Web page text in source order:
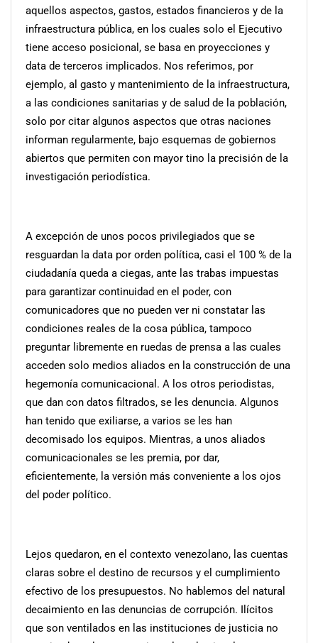
aquellos aspectos, gastos, estados financieros y de la
infraestructura pública, en los cuales solo el Ejecutivo
tiene acceso posicional, se basa en proyecciones y
data de terceros implicados. Nos referimos, por
ejemplo, al gasto y mantenimiento de la infraestructura,
a las condiciones sanitarias y de salud de la población,
solo por citar algunos aspectos que otras naciones
informan regularmente, bajo esquemas de gobiernos
abiertos que permiten con mayor tino la precisión de la
investigación periodística.
A excepción de unos pocos privilegiados que se
resguardan la data por orden política, casi el 100 % de la
ciudadanía queda a ciegas, ante las trabas impuestas
para garantizar continuidad en el poder, con
comunicadores que no pueden ver ni constatar las
condiciones reales de la cosa pública, tampoco
preguntar libremente en ruedas de prensa a las cuales
acceden solo medios aliados en la construcción de una
hegemonía comunicacional. A los otros periodistas,
que dan con datos filtrados, se les denuncia. Algunos
han tenido que exiliarse, a varios se les han
decomisado los equipos. Mientras, a unos aliados
comunicacionales se les premia, por dar,
eficientemente, la versión más conveniente a los ojos
del poder político.
Lejos quedaron, en el contexto venezolano, las cuentas
claras sobre el destino de recursos y el cumplimiento
efectivo de los presupuestos. No hablemos del natural
decaimiento en las denuncias de corrupción. Ilícitos
que son ventilados en las instituciones de justicia no